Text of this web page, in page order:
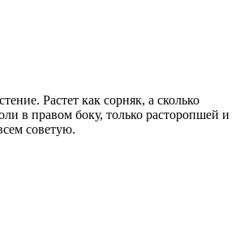
Растет как сорняк, а сколько
в правом боку, только расторопшей и
советую.